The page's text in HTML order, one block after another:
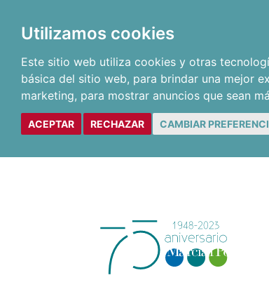
Utilizamos cookies
Este sitio web utiliza cookies y otras
básica del sitio web, para brindar una mejor
marketing, para mostrar anuncios que sean
ACEPTAR RECHAZAR CAMBIAR